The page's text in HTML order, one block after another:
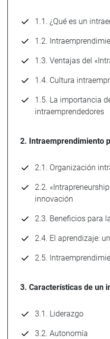
1.1. ¿Qué es un
1.2.
1.3. Ventajas del
1.4. Cultura
1.5. La importancia
intraemprendedores
2. Intraemprendimiento
2.1. Organización
2.2.
innovación
2.3. Beneficios para
2.4. El aprendizaje:
2.5.
3. Características de un
3.1. Liderazgo
3.2. Autonomía